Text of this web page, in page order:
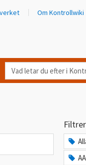
Om Kontrollwiki
Vad
letar
Kontrollwiki?